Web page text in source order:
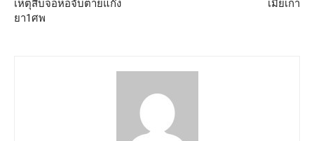
เหตุสืบจอหอจับตายแก๊ง
ยา1ศพ
เมียเก่า